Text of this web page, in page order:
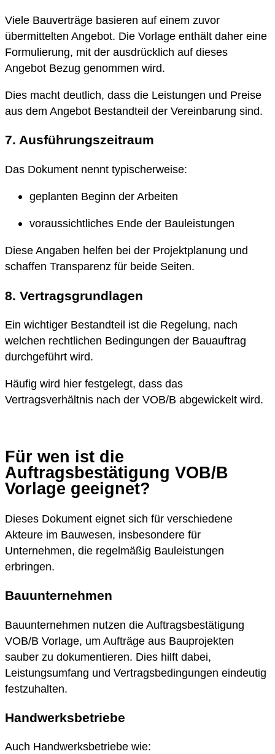
Viele Bauverträge basieren auf einem zuvor
übermittelten Angebot. Die Vorlage enthält daher eine
Formulierung, mit der ausdrücklich auf dieses
Angebot Bezug genommen wird.
Dies macht deutlich, dass die Leistungen und Preise
aus dem Angebot Bestandteil der Vereinbarung sind.
7. Ausführungszeitraum
Das Dokument nennt typischerweise:
geplanten Beginn der Arbeiten
voraussichtliches Ende der Bauleistungen
Diese Angaben helfen bei der Projektplanung und
schaffen Transparenz für beide Seiten.
8. Vertragsgrundlagen
Ein wichtiger Bestandteil ist die Regelung, nach
welchen rechtlichen Bedingungen der Bauauftrag
durchgeführt wird.
Häufig wird hier festgelegt, dass das
Vertragsverhältnis nach der VOB/B abgewickelt wird.
Für wen ist die
Auftragsbestätigung VOB/B
Vorlage geeignet?
Dieses Dokument eignet sich für verschiedene
Akteure im Bauwesen, insbesondere für
Unternehmen, die regelmäßig Bauleistungen
erbringen.
Bauunternehmen
Bauunternehmen nutzen die Auftragsbestätigung
VOB/B Vorlage, um Aufträge aus Bauprojekten
sauber zu dokumentieren. Dies hilft dabei,
Leistungsumfang und Vertragsbedingungen eindeutig
festzuhalten.
Handwerksbetriebe
Auch Handwerksbetriebe wie: